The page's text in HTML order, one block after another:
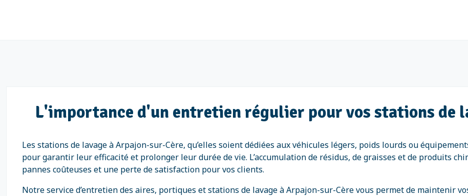
L'importance d'un entretien régulier pour vos stations de
Les stations de lavage à Arpajon-sur-Cère, qu’elles soient dédiées aux véhicules légers, poids lourds ou
pour garantir leur efficacité et prolonger leur durée de vie. L’accumulation de résidus, de graisses et de produits
pannes coûteuses et une perte de satisfaction pour vos clients.
Notre service d’entretien des aires, portiques et stations de lavage à Arpajon-sur-Cère vous permet de maintenir